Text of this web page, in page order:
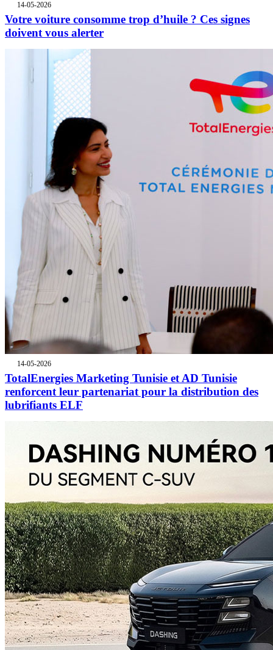
14-05-2026
Votre voiture consomme trop d’huile ? Ces signes
doivent vous alerter
14-05-2026
TotalEnergies Marketing Tunisie et AD Tunisie
renforcent leur partenariat pour la distribution des
lubrifiants ELF